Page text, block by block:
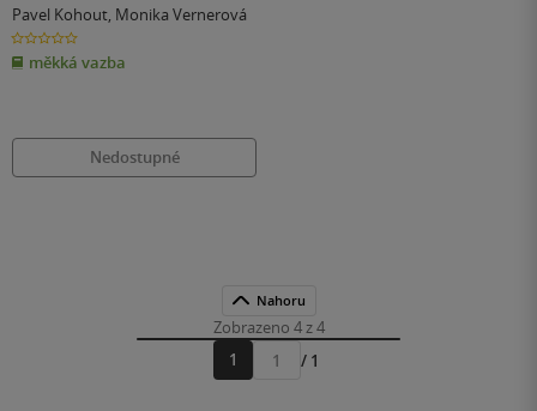
Pavel Kohout, Monika Vernerová
0.0
z
5
hvězdiček
měkká vazba
Nedostupné
Nahoru
Zobrazeno 4 z 4
1
Přejít
/ 1